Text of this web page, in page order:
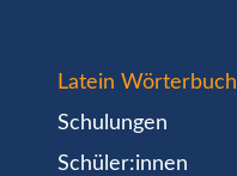
Latein Wörterbuch
Schulungen
Schüler:innen